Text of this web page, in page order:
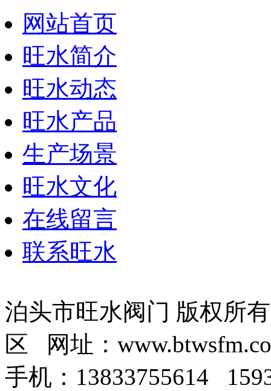
网站首页
旺水简介
旺水动态
旺水产品
生产场景
旺水文化
在线留言
联系旺水
泊头市旺水阀门 版权所
区 网址：
手机：13833755614